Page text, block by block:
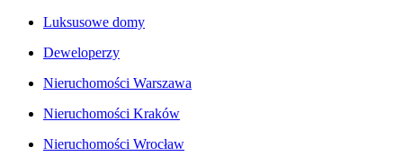
Luksusowe domy
Deweloperzy
Nieruchomości Warszawa
Nieruchomości Kraków
Nieruchomości Wrocław